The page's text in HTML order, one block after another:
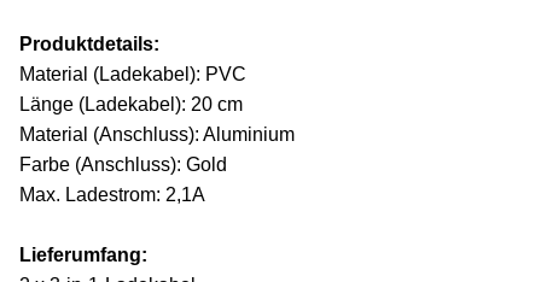
Produktdetails:
Material (Ladekabel): PVC
Länge (Ladekabel): 20 cm
Material (Anschluss): Aluminium
Farbe (Anschluss): Gold
Max. Ladestrom: 2,1A
Lieferumfang: